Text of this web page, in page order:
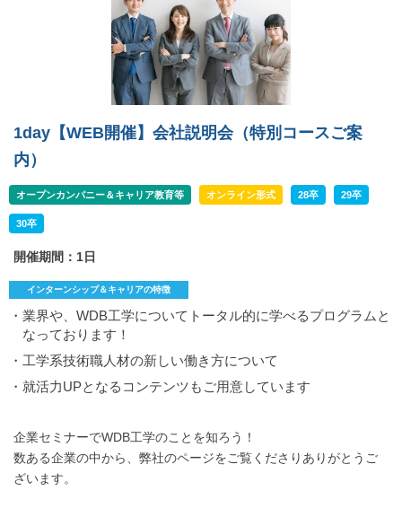
1day【WEB開催】会社説明会（特別コースご案
内）
オープンカンパニー＆キャリア教育等 オンライン形式 28卒 29卒
30卒
開催期間：1日
インターンシップ＆キャリアの特徴
・業界や、WDB工学についてトータル的に学べるプログラムと
なっております！
・工学系技術職人材の新しい働き方について
・就活力UPとなるコンテンツもご用意しています
企業セミナーでWDB工学のことを知ろう！
数ある企業の中から、弊社のページをご覧くださりありがとうご
ざいます。